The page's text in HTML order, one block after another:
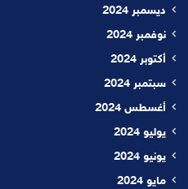
ديسمبر 2024
نوفمبر 2024
أكتوبر 2024
سبتمبر 2024
أغسطس 2024
يوليو 2024
يونيو 2024
مايو 2024